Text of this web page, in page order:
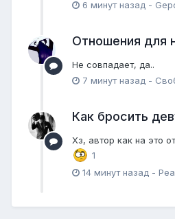
6 минут назад -
Отношения для
Не совпадает, да..
7 минут назад -
Как бросить
Хз, автор как на это
1
14 минут назад -